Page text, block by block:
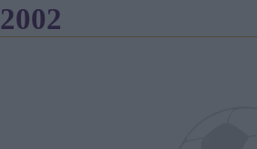
2002